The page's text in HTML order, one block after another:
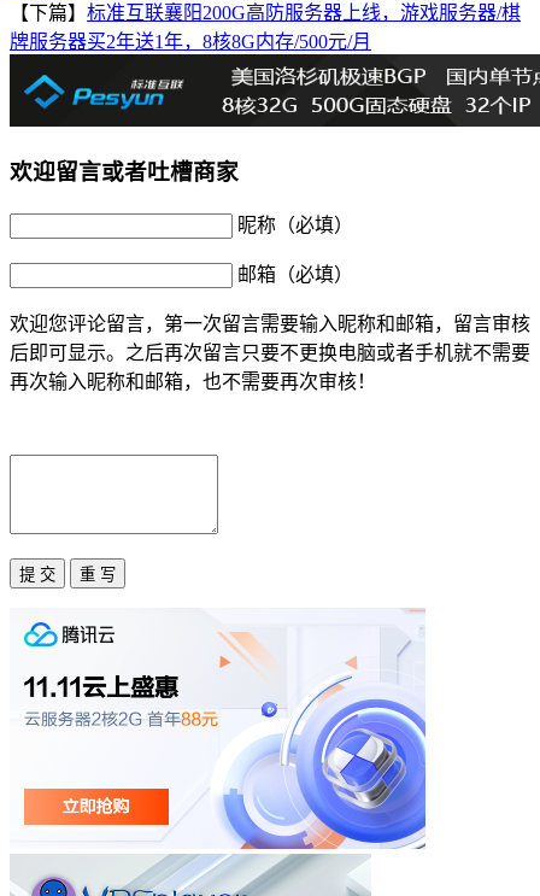
【下篇】 标准互联襄阳200G高防服务器上线，游戏服务器/棋
牌服务器买2年送1年，8核8G内存/500元/月
欢迎留言或者吐槽商家
昵称（必填）
邮箱（必填）
欢迎您评论留言，第一次留言需要输入昵称和邮箱，留言审核
后即可显示。之后再次留言只要不更换电脑或者手机就不需要
再次输入昵称和邮箱，也不需要再次审核！